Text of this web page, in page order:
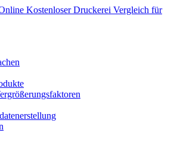
Kostenloser Druckerei Vergleich für